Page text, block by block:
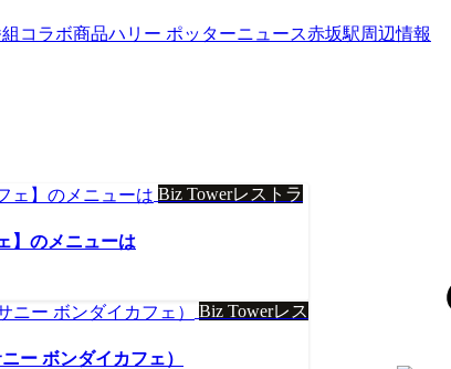
コラボ商品ハリー ポッターニュース赤坂駅周辺情報
Biz Towerレストラ
】のメニューは
Biz Towerレス
ー ボンダイカフェ）